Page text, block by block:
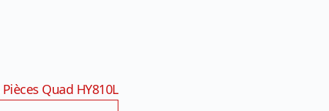
Pièces Quad HY810L